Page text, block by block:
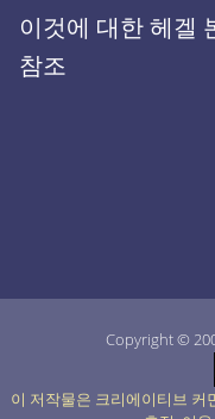
이것에 대한 헤겔
참조
Copyright ©
이 저작물은 크리에이티브